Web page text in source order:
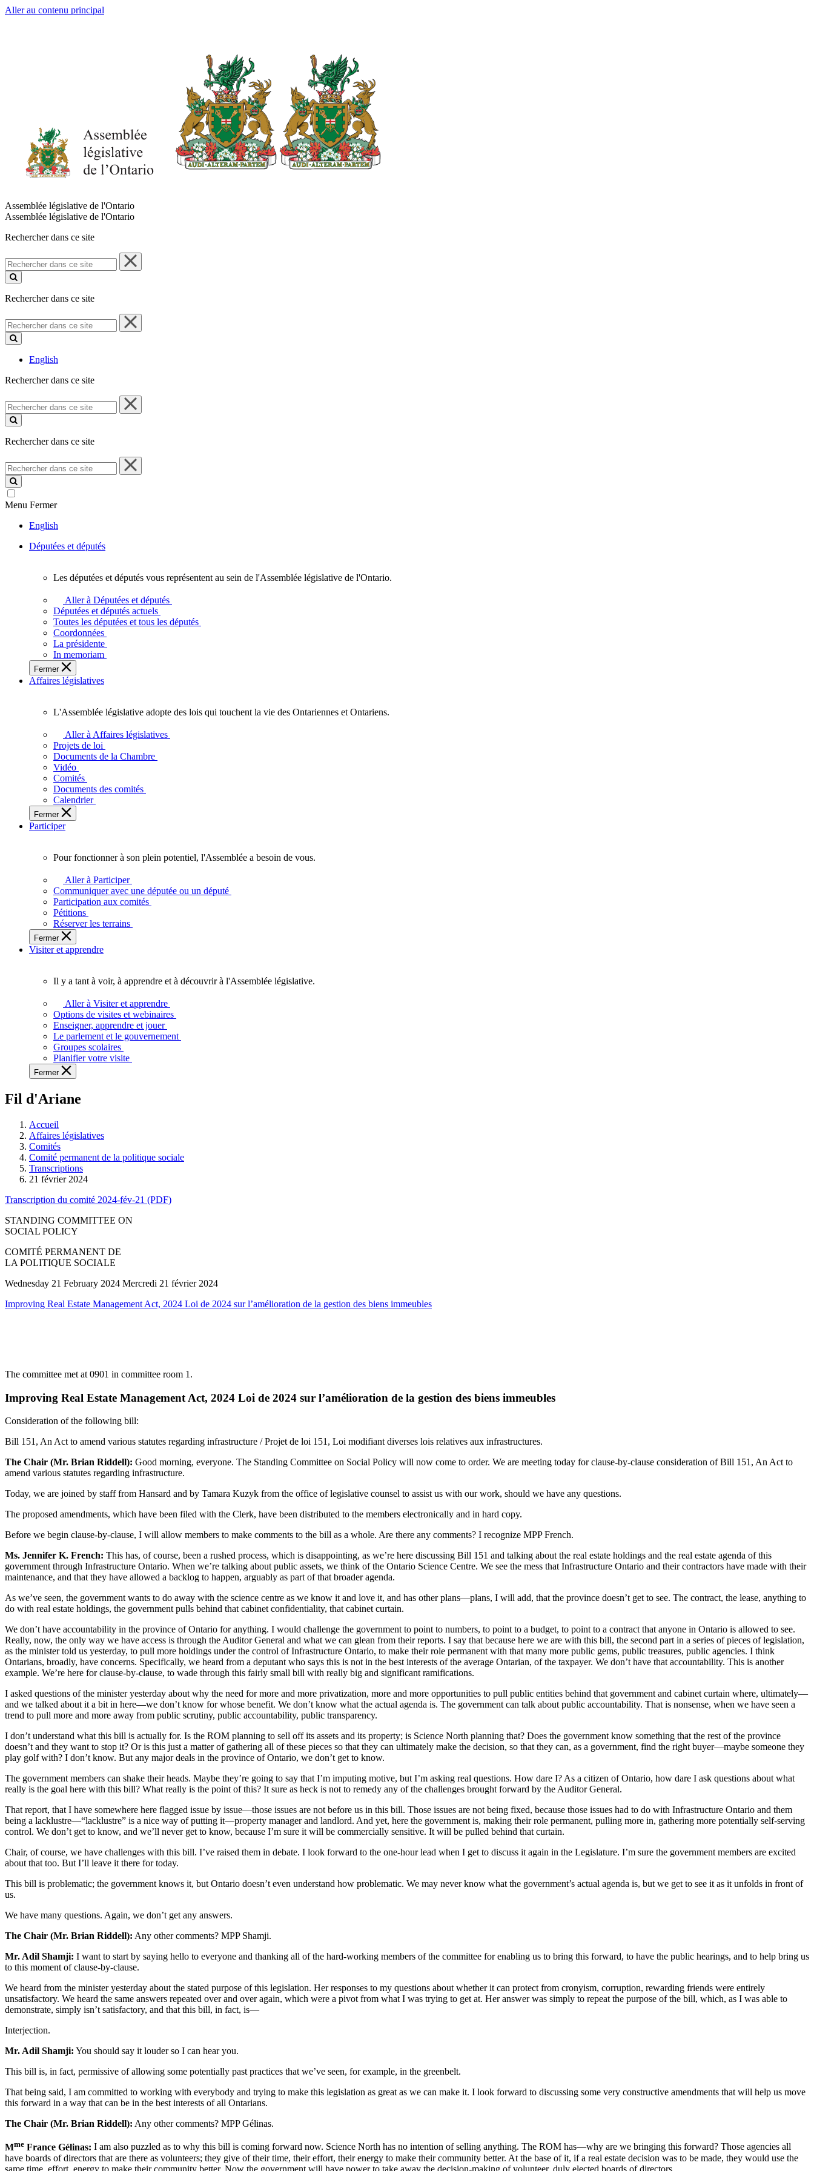
Aller au contenu principal
Assemblée législative de l'Ontario
Assemblée législative de l'Ontario
Rechercher dans ce site
Rechercher
dans
ce
Rechercher dans ce site
Rechercher
dans
ce
English
Rechercher dans ce site
Rechercher
dans
ce
Rechercher dans ce site
Rechercher
dans
ce
site
Menu Fermer
English
Députées et députés
députées
députés
vous
représentent
sein
de
l'Assemblée
l'Ontario.
Les députées et députés vous représentent au sein de l'Assemblée législative de l'Ontario.
Aller à Députées et députés
Députées et députés actuels
Toutes les députées et tous les députés
Coordonnées
La présidente
In memoriam
Fermer
Affaires législatives
législative
adopte
touchent
vie
des
Ontariennes
Ontariens.
L'Assemblée législative adopte des lois qui touchent la vie des Ontariennes et Ontariens.
Aller à Affaires législatives
Projets de loi
Documents de la Chambre
Vidéo
Comités
Documents des comités
Calendrier
Fermer
Participer
fonctionner
plein
potentiel,
l'Assemblée
a
besoin
Pour fonctionner à son plein potentiel, l'Assemblée a besoin de vous.
Aller à Participer
Communiquer avec une députée ou un député
Participation aux comités
Pétitions
Réserver les terrains
Fermer
Visiter et apprendre
voir,
apprendre
et
découvrir
l'Assemblée
législative.
Il y a tant à voir, à apprendre et à découvrir à l'Assemblée législative.
Aller à Visiter et apprendre
Options de visites et webinaires
Enseigner, apprendre et jouer
Le parlement et le gouvernement
Groupes scolaires
Planifier votre visite
Fermer
Fil d'Ariane
Accueil
Affaires législatives
Comités
Comité permanent de la politique sociale
Transcriptions
21 février 2024
Transcription du comité 2024-fév-21 (PDF)
STANDING COMMITTEE ON
SOCIAL POLICY
COMITÉ PERMANENT DE
LA POLITIQUE SOCIALE
Wednesday 21 February 2024 Mercredi 21 février 2024
Improving Real Estate Management Act, 2024 Loi de 2024 sur l’amélioration de la gestion des biens immeubles
The committee met at 0901 in committee room 1.
Improving Real Estate Management Act, 2024 Loi de 2024 sur l’amélioration de la gestion des biens immeubles
Consideration of the following bill:
Bill 151, An Act to amend various statutes regarding infrastructure / Projet de loi 151, Loi modifiant diverses lois relatives aux infrastructures.
The Chair (Mr. Brian Riddell): Good morning, everyone. The Standing Committee on Social Policy will now come to order. We are meeting today for clause-by-clause consideration of Bill 151, An Act to
amend various statutes regarding infrastructure.
Today, we are joined by staff from Hansard and by Tamara Kuzyk from the office of legislative counsel to assist us with our work, should we have any questions.
The proposed amendments, which have been filed with the Clerk, have been distributed to the members electronically and in hard copy.
Before we begin clause-by-clause, I will allow members to make comments to the bill as a whole. Are there any comments? I recognize MPP French.
Ms. Jennifer K. French: This has, of course, been a rushed process, which is disappointing, as we’re here discussing Bill 151 and talking about the real estate holdings and the real estate agenda of this
government through Infrastructure Ontario. When we’re talking about public assets, we think of the Ontario Science Centre. We see the mess that Infrastructure Ontario and their contractors have made with their
maintenance, and that they have allowed a backlog to happen, arguably as part of that broader agenda.
As we’ve seen, the government wants to do away with the science centre as we know it and love it, and has other plans—plans, I will add, that the province doesn’t get to see. The contract, the lease, anything to
do with real estate holdings, the government pulls behind that cabinet confidentiality, that cabinet curtain.
We don’t have accountability in the province of Ontario for anything. I would challenge the government to point to numbers, to point to a budget, to point to a contract that anyone in Ontario is allowed to see.
Really, now, the only way we have access is through the Auditor General and what we can glean from their reports. I say that because here we are with this bill, the second part in a series of pieces of legislation,
as the minister told us yesterday, to pull more holdings under the control of Infrastructure Ontario, to make their role permanent with that many more public gems, public treasures, public agencies. I think
Ontarians, broadly, have concerns. Specifically, we heard from a deputant who says this is not in the best interests of the average Ontarian, of the taxpayer. We don’t have that accountability. This is another
example. We’re here for clause-by-clause, to wade through this fairly small bill with really big and significant ramifications.
I asked questions of the minister yesterday about why the need for more and more privatization, more and more opportunities to pull public entities behind that government and cabinet curtain where, ultimately—
and we talked about it a bit in here—we don’t know for whose benefit. We don’t know what the actual agenda is. The government can talk about public accountability. That is nonsense, when we have seen a
trend to pull more and more away from public scrutiny, public accountability, public transparency.
I don’t understand what this bill is actually for. Is the ROM planning to sell off its assets and its property; is Science North planning that? Does the government know something that the rest of the province
doesn’t and they want to stop it? Or is this just a matter of gathering all of these pieces so that they can ultimately make the decision, so that they can, as a government, find the right buyer—maybe someone they
play golf with? I don’t know. But any major deals in the province of Ontario, we don’t get to know.
The government members can shake their heads. Maybe they’re going to say that I’m imputing motive, but I’m asking real questions. How dare I? As a citizen of Ontario, how dare I ask questions about what
really is the goal here with this bill? What really is the point of this? It sure as heck is not to remedy any of the challenges brought forward by the Auditor General.
That report, that I have somewhere here flagged issue by issue—those issues are not before us in this bill. Those issues are not being fixed, because those issues had to do with Infrastructure Ontario and them
being a lacklustre—“lacklustre” is a nice way of putting it—property manager and landlord. And yet, here the government is, making their role permanent, pulling more in, gathering more potentially self-serving
control. We don’t get to know, and we’ll never get to know, because I’m sure it will be commercially sensitive. It will be pulled behind that curtain.
Chair, of course, we have challenges with this bill. I’ve raised them in debate. I look forward to the one-hour lead when I get to discuss it again in the Legislature. I’m sure the government members are excited
about that too. But I’ll leave it there for today.
This bill is problematic; the government knows it, but Ontario doesn’t even understand how problematic. We may never know what the government’s actual agenda is, but we get to see it as it unfolds in front of
us.
We have many questions. Again, we don’t get any answers.
The Chair (Mr. Brian Riddell): Any other comments? MPP Shamji.
Mr. Adil Shamji: I want to start by saying hello to everyone and thanking all of the hard-working members of the committee for enabling us to bring this forward, to have the public hearings, and to help bring us
to this moment of clause-by-clause.
We heard from the minister yesterday about the stated purpose of this legislation. Her responses to my questions about whether it can protect from cronyism, corruption, rewarding friends were entirely
unsatisfactory. We heard the same answers repeated over and over again, which were a pivot from what I was trying to get at. Her answer was simply to repeat the purpose of the bill, which, as I was able to
demonstrate, simply isn’t satisfactory, and that this bill, in fact, is—
Interjection.
Mr. Adil Shamji: You should say it louder so I can hear you.
This bill is, in fact, permissive of allowing some potentially past practices that we’ve seen, for example, in the greenbelt.
That being said, I am committed to working with everybody and trying to make this legislation as great as we can make it. I look forward to discussing some very constructive amendments that will help us move
this forward in a way that can be in the best interests of all Ontarians.
The Chair (Mr. Brian Riddell): Any other comments? MPP Gélinas.
Mme France Gélinas: I am also puzzled as to why this bill is coming forward now. Science North has no intention of selling anything. The ROM has—why are we bringing this forward? Those agencies all
have boards of directors that are there as volunteers; they give of their time, their effort, their energy to make their community better. At the base of it, if a real estate decision was to be made, they would use the
same time, effort, energy to make their community better. Now the government will have power to take away the decision-making of volunteer, duly elected boards of directors.